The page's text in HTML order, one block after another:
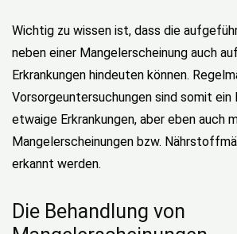
Wichtig zu wissen ist, dass die
neben einer Mangelerscheinung auch
Erkrankungen hindeuten können.
Vorsorgeuntersuchungen sind somit ein
etwaige Erkrankungen, aber eben auch
Mangelerscheinungen bzw.
erkannt werden.
Die Behandlung von